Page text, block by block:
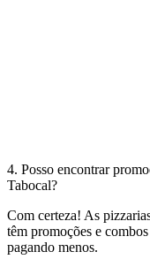
4. Posso encontrar
Tabocal?
Com certeza! As
têm promoções e
pagando menos.